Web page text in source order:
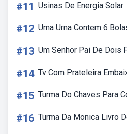
#11 Usinas De Energia Solar
#12 Uma Urna Contem 6
#13 Um Senhor Pai De Dois
#14 Tv Com Prateleira
#15 Turma Do Chaves Para
#16 Turma Da Monica Livro